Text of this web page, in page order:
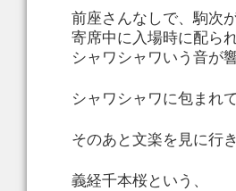
前座さんなしで、駒次
寄席中に入場時に配ら
シャワシャワいう音が
シャワシャワに包まれ
そのあと文楽を見に行
義経千本桜という、